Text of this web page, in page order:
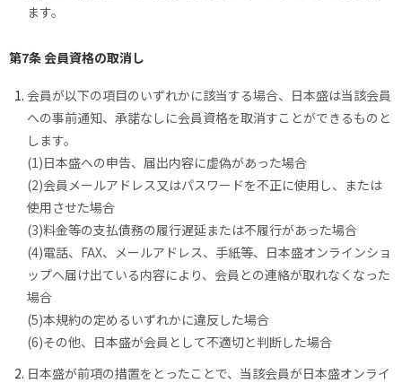
ます。
第7条 会員資格の取消し
会員が以下の項目のいずれかに該当する場合、日本盛は当該会員
への事前通知、承諾なしに会員資格を取消すことができるものと
します。
(1)日本盛への申告、届出内容に虚偽があった場合
(2)会員メールアドレス又はパスワードを不正に使用し、または
使用させた場合
(3)料金等の支払債務の履行遅延または不履行があった場合
(4)電話、FAX、メールアドレス、手紙等、日本盛オンラインショ
ップへ届け出ている内容により、会員との連絡が取れなくなった
場合
(5)本規約の定めるいずれかに違反した場合
(6)その他、日本盛が会員として不適切と判断した場合
日本盛が前項の措置をとったことで、当該会員が日本盛オンライ